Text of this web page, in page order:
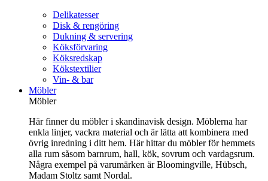
Delikatesser
Disk & rengöring
Dukning & servering
Köksförvaring
Köksredskap
Kökstextilier
Vin- & bar
Möbler
Möbler
Här finner du möbler i skandinavisk design. Möblerna har
enkla linjer, vackra material och är lätta att kombinera med
övrig inredning i ditt hem. Här hittar du möbler för hemmets
alla rum såsom barnrum, hall, kök, sovrum och vardagsrum.
Några exempel på varumärken är Bloomingville, Hübsch,
Madam Stoltz samt Nordal.